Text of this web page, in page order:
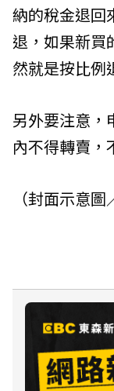
納的稅金退回
退，如果新買
然就是按比例
另外要注意，
內不得轉賣，
（封面示意圖